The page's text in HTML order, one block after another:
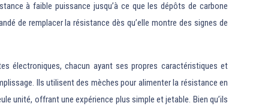
à faible puissance jusqu’à ce que les dépôts de carbone
de remplacer la résistance dès qu’elle montre des signes de
électroniques, chacun ayant ses propres caractéristiques et
Ils utilisent des mèches pour alimenter la résistance en
unité, offrant une expérience plus simple et jetable. Bien qu’ils